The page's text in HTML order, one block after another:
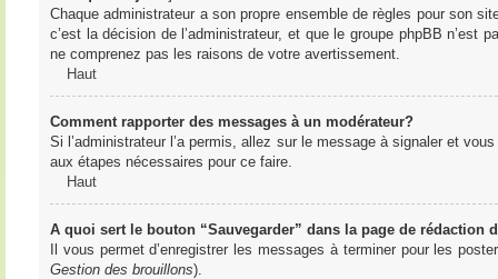
Chaque administrateur a son propre ensemble de règles pour son
c’est la décision de l’administrateur, et que le groupe phpBB n’est
ne comprenez pas les raisons de votre avertissement.
Haut
Comment rapporter des messages à un modérateur?
Si l’administrateur l’a permis, allez sur le message à signaler et
aux étapes nécessaires pour ce faire.
Haut
A quoi sert le bouton “Sauvegarder” dans la page de rédaction
Il vous permet d’enregistrer les messages à terminer pour les
Gestion des brouillons).